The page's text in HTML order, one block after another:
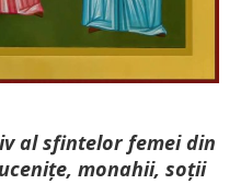
al sfintelor femei din
monahii, soții